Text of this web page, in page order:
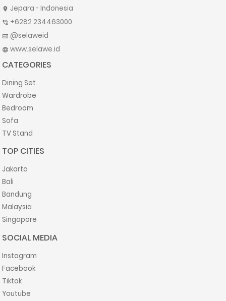
location_on Jepara - Indonesia
phone_in_talk +6282 234463000
web @selaweid
language www.selawe.id
CATEGORIES
Dining Set
Wardrobe
Bedroom
Sofa
TV Stand
TOP CITIES
Jakarta
Bali
Bandung
Malaysia
Singapore
SOCIAL MEDIA
Instagram
Facebook
Tiktok
Youtube